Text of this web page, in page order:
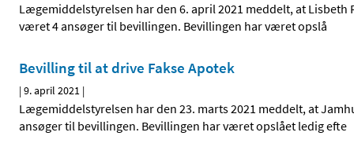
Lægemiddelstyrelsen har den 6. april 2021 meddelt, at
været 4 ansøger til bevillingen. Bevillingen har været opslå
Bevilling til at drive Fakse Apotek
|9. april 2021 |
Lægemiddelstyrelsen har den 23. marts 2021 meddelt, at
ansøger til bevillingen. Bevillingen har været opslået ledig efte